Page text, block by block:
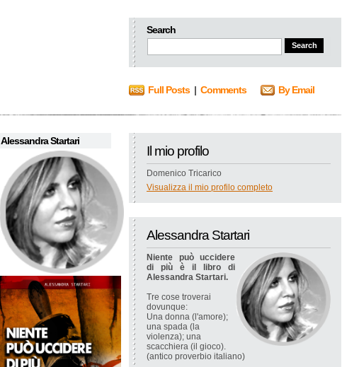
Search
Full Posts| Comments By Email
Alessandra Startari
Il mio profilo
Domenico Tricarico
Visualizza il mio profilo completo
Alessandra Startari
Niente può uccidere
di più è il libro di
Alessandra Startari.
Tre cose troverai
dovunque:
Una donna (l'amore);
una spada (la
violenza); una
scacchiera (il gioco).
(antico proverbio italiano)